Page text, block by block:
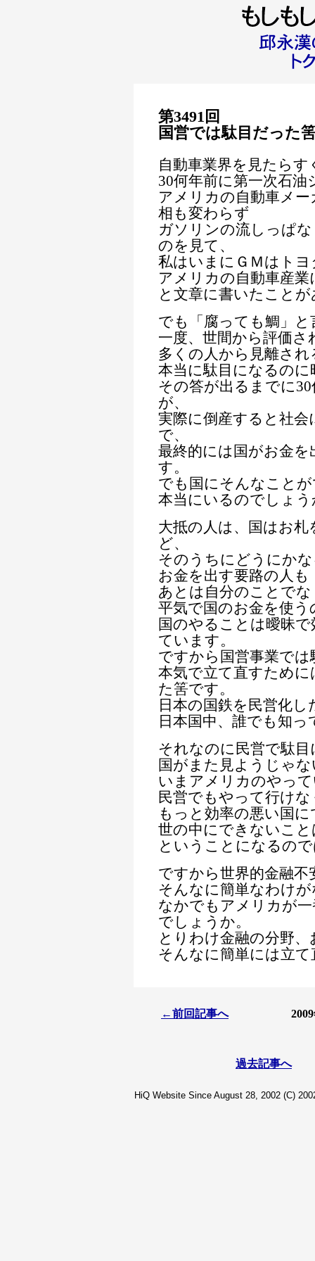
第3491回
国営では駄目だった
自動車業界を見たら
30何年前に第一次石
アメリカの自動車メ
相も変わらず
ガソリンの流しっぱ
のを見て、
私はいまにＧＭはト
アメリカの自動車産
と文章に書いたこと
でも「腐っても鯛」
一度、世間から評価
多くの人から見離さ
本当に駄目になるの
その答が出るまでに
が、
実際に倒産すると社
で、
最終的には国がお金
す。
でも国にそんなこと
本当にいるのでしょう
大抵の人は、国はお
ど、
そのうちにどうにか
お金を出す要路の人も
あとは自分のことで
平気で国のお金を使う
国のやることは曖昧
ています。
ですから国営事業では
本気で立て直すため
た筈です。
日本の国鉄を民営化
日本国中、誰でも知
それなのに民営で駄
国がまた見ようじゃ
いまアメリカのやっ
民営でもやって行け
もっと効率の悪い国
世の中にできないこ
ということになるの
ですから世界的金融不
そんなに簡単なわけ
なかでもアメリカが
でしょうか。
とりわけ金融の分野
そんなに簡単には立
←前回記事へ
過去記事へ
HiQ Website Since August 28, 2002 (C)